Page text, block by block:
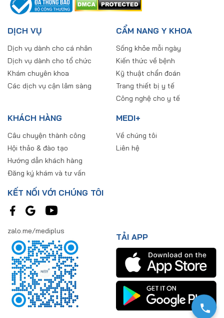
DỊCH VỤ
Dịch vụ dành cho cá nhân
Dịch vụ dành cho tổ chức
Khám chuyên khoa
Các dịch vụ cận lâm sàng
CẨM NANG Y KHOA
Sống khỏe mỗi ngày
Kiến thức về bệnh
Kỹ thuật chẩn đoán
Trang thiết bị y tế
Công nghệ cho y tế
KHÁCH HÀNG
Câu chuyện thành công
Hội thảo & đào tạo
Hướng dẫn khách hàng
Đăng ký khám và tư vấn
MEDI+
Về chúng tôi
Liên hệ
KẾT NỐI VỚI CHÚNG TÔI
zalo.me/mediplus
TẢI APP